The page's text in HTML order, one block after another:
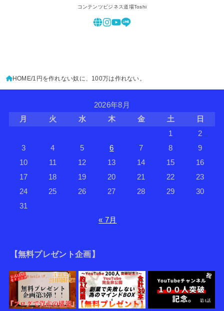
コンテンツビジネス道場Toshi
HOME 1円を作れない奴に、100万は作れない。
2026年8月
月
火 水 木 金 土
日
1
2
3
4 5 6 7 8
9
10
11 12 13 14 15
16
17
18 19 20 21 22
23
24
25 26 27 28 29
30
31
« 7月
【無料プレゼント企画】